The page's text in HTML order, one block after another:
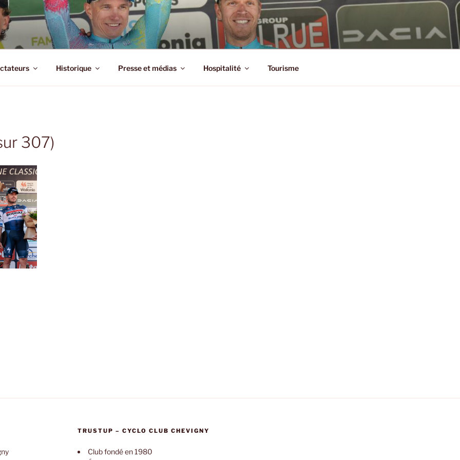
ARDENNE CLASSIC
Historique Presse et médias Hospitalité Tourisme
307)
TRUSTUP – CYCLO CLUB CHEVIGNY
Club fondé en 1980